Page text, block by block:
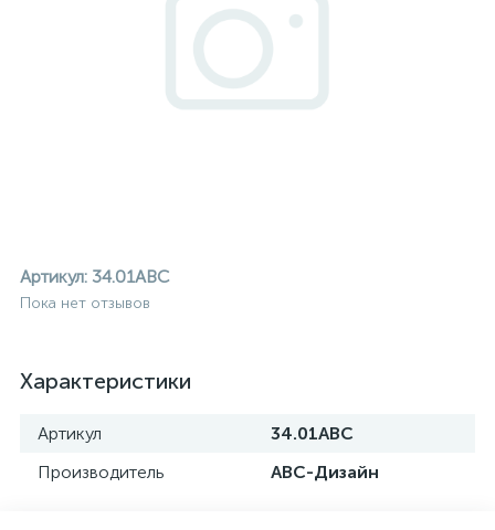
Артикул: 34.01ABC
Пока нет отзывов
Характеристики
Артикул
34.01ABC
Производитель
АВС-Дизайн